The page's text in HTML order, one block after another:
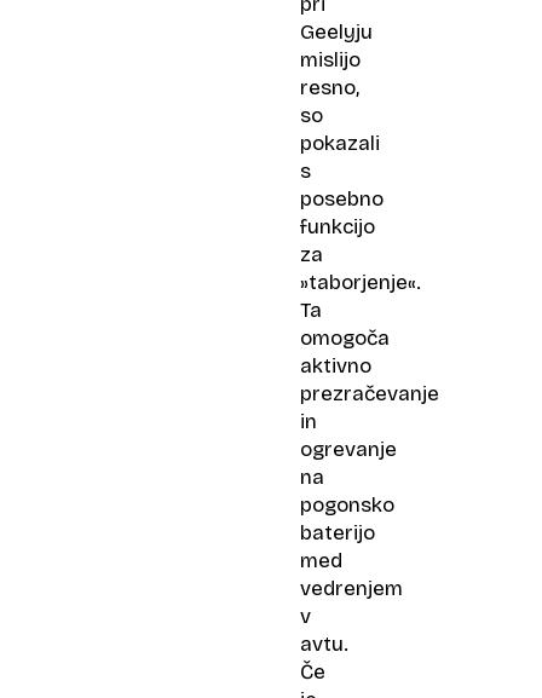
Geelyju
mislijo
resno,
so
pokazali
s
posebno
funkcijo
za
»taborjenje«.
Ta
omogoča
aktivno
prezračevanje
in
ogrevanje
na
pogonsko
baterijo
med
vedrenjem
v
avtu.
Če